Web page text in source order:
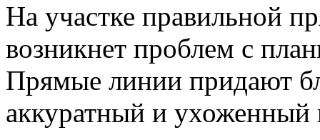
На участке правильной
возникнет проблем с
Прямые линии придают
аккуратный и ухоженный